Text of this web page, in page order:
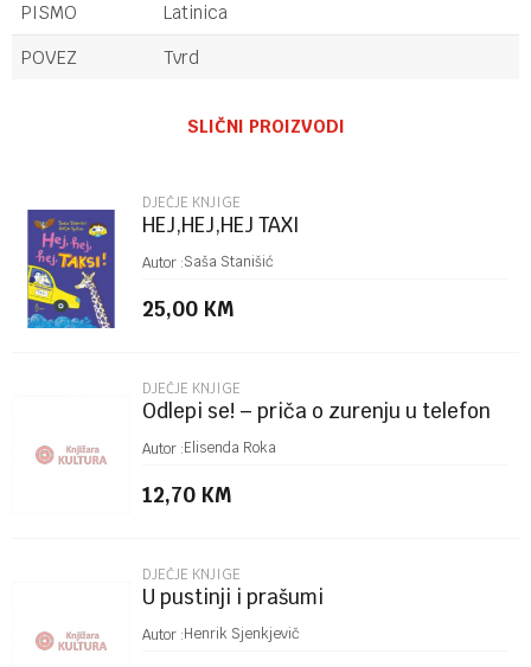
PISMO
Latinica
POVEZ
Tvrd
Poruka
POŠALJI
SLIČNI PROIZVODI
DJEČJE KNJIGE
HEJ,HEJ,HEJ TAXI
Autor :Saša Stanišić
25,00 KM
DJEČJE KNJIGE
Odlepi se! – priča o zurenju u telefon
Autor :Elisenda Roka
12,70 KM
DJEČJE KNJIGE
U pustinji i prašumi
Autor :Henrik Sjenkjevič